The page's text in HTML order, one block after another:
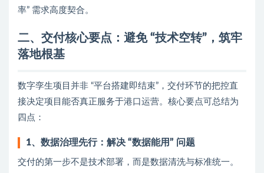
率” 需求高度契合。
二、交付核心要点：避免 “技术空转”，筑牢
落地根基
数字孪生项目并非 “平台搭建即结束”，交付环节的把控直
接决定项目能否真正服务于港口运营。核心要点可总结为
四点：
1、数据治理先行：解决 “数据能用” 问题
交付的第一步不是技术部署，而是数据清洗与标准统一。